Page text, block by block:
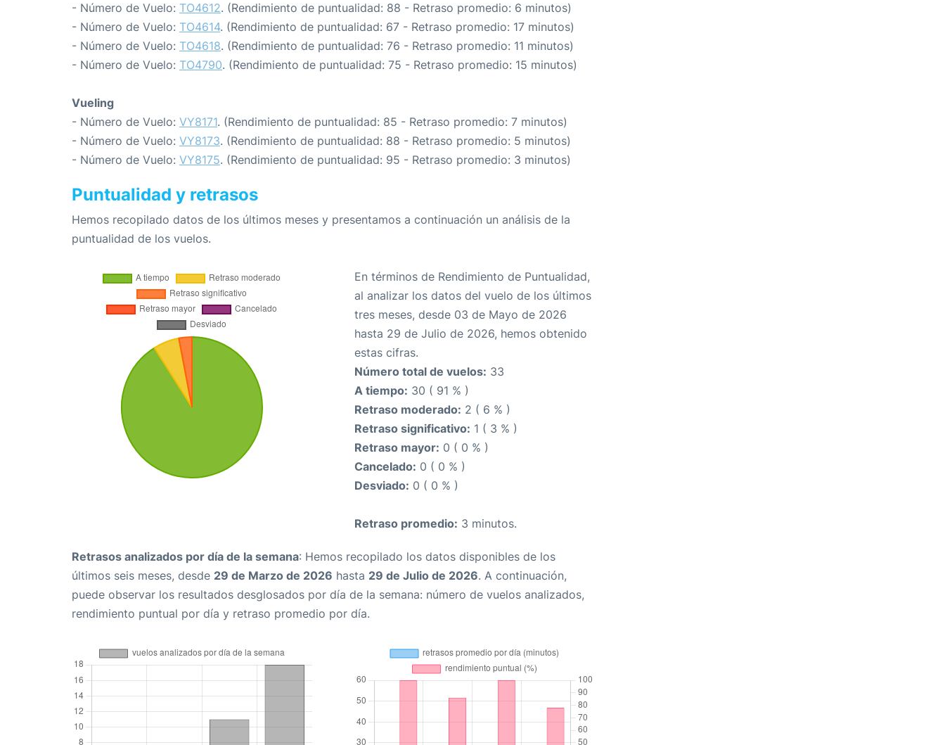
- Número de Vuelo: TO4612. (Rendimiento de puntualidad: 88 - Retraso promedio: 6 minutos)
- Número de Vuelo: TO4614. (Rendimiento de puntualidad: 67 - Retraso promedio: 17 minutos)
- Número de Vuelo: TO4618. (Rendimiento de puntualidad: 76 - Retraso promedio: 11 minutos)
- Número de Vuelo: TO4790. (Rendimiento de puntualidad: 75 - Retraso promedio: 15 minutos)
Vueling
- Número de Vuelo: VY8171. (Rendimiento de puntualidad: 85 - Retraso promedio: 7 minutos)
- Número de Vuelo: VY8173. (Rendimiento de puntualidad: 88 - Retraso promedio: 5 minutos)
- Número de Vuelo: VY8175. (Rendimiento de puntualidad: 95 - Retraso promedio: 3 minutos)
Puntualidad y retrasos
Hemos recopilado datos de los últimos meses y presentamos a continuación un análisis de la
puntualidad de los vuelos.
En términos de Rendimiento de Puntualidad,
al analizar los datos del vuelo de los últimos
tres meses, desde 03 de Mayo de 2026
hasta 29 de Julio de 2026, hemos obtenido
estas cifras.
Número total de vuelos: 33
A tiempo: 30 ( 91 % )
Retraso moderado: 2 ( 6 % )
Retraso significativo: 1 ( 3 % )
Retraso mayor: 0 ( 0 % )
Cancelado: 0 ( 0 % )
Desviado: 0 ( 0 % )
Retraso promedio: 3 minutos.
Retrasos analizados por día de la semana: Hemos recopilado los datos disponibles de los
últimos seis meses, desde 29 de Marzo de 2026 hasta 29 de Julio de 2026. A continuación,
puede observar los resultados desglosados por día de la semana: número de vuelos analizados,
rendimiento puntual por día y retraso promedio por día.